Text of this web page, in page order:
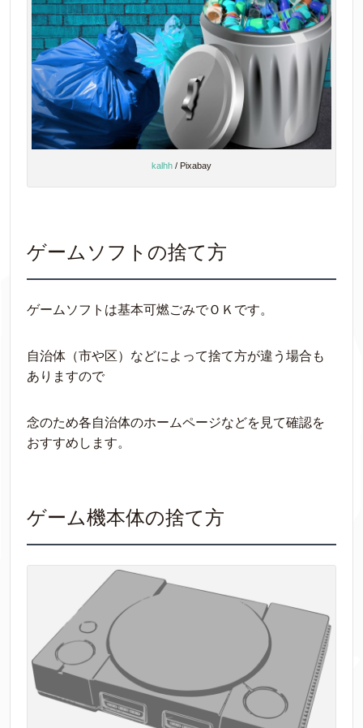
kalhh / Pixabay
ゲームソフトの捨て方
ゲームソフトは基本可燃ごみでＯＫです。
自治体（市や区）などによって捨て方が違う場合も
ありますので
念のため各自治体のホームページなどを見て確認を
おすすめします。
ゲーム機本体の捨て方